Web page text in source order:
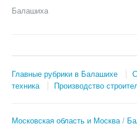
Балашиха
Главные рубрики в Балашихе
техника
Производство
Московская область и Москва